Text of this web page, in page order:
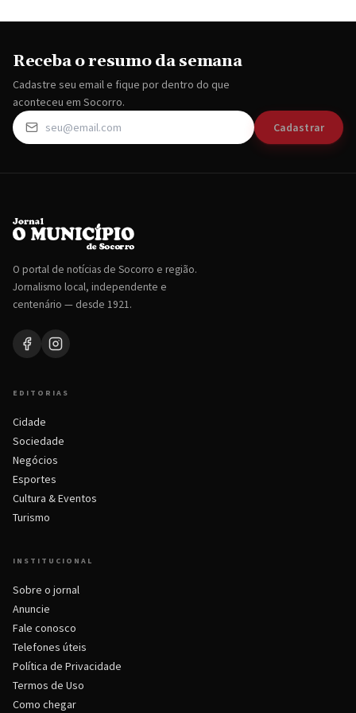
Receba o resumo da semana
Cadastre seu email e fique por dentro do que
aconteceu em Socorro.
Cadastrar
O portal de notícias de Socorro e região.
Jornalismo local, independente e
centenário — desde 1921.
EDITORIAS
Cidade
Sociedade
Negócios
Esportes
Cultura & Eventos
Turismo
INSTITUCIONAL
Sobre o jornal
Anuncie
Fale conosco
Telefones úteis
Política de Privacidade
Termos de Uso
Como chegar